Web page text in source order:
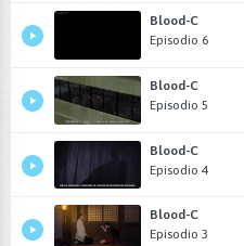
Blood-C
Episodio 6
Blood-C
Episodio 5
Blood-C
Episodio 4
Blood-C
Episodio 3